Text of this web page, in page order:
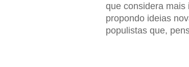
que considera mais
propondo ideias
populistas que,